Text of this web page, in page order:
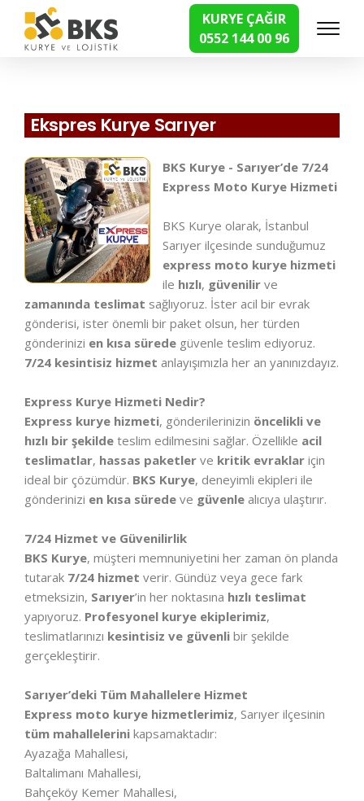
KURYE ÇAĞIR
0552 144 00 96
Hızlı Kurye Hizmetleri
Ekspres Kurye Sarıyer
BKS Kurye - Sarıyer’de 7/24
Express Moto Kurye Hizmeti
BKS Kurye olarak, İstanbul
Sarıyer ilçesinde sunduğumuz
express moto kurye hizmeti
ile hızlı, güvenilir ve
zamanında teslimat sağlıyoruz. İster acil bir evrak
gönderisi, ister önemli bir paket olsun, her türden
gönderinizi en kısa sürede güvenle teslim ediyoruz.
7/24 kesintisiz hizmet anlayışımızla her an yanınızdayız.
Express Kurye Hizmeti Nedir?
Express kurye hizmeti, gönderilerinizin öncelikli ve
hızlı bir şekilde teslim edilmesini sağlar. Özellikle acil
teslimatlar, hassas paketler ve kritik evraklar için
ideal bir çözümdür. BKS Kurye, deneyimli ekipleri ile
gönderinizi en kısa sürede ve güvenle alıcıya ulaştırır.
7/24 Hizmet ve Güvenilirlik
BKS Kurye, müşteri memnuniyetini her zaman ön planda
tutarak 7/24 hizmet verir. Gündüz veya gece fark
etmeksizin, Sarıyer’in her noktasına hızlı teslimat
yapıyoruz. Profesyonel kurye ekiplerimiz,
teslimatlarınızı kesintisiz ve güvenli bir şekilde
gerçekleştirir.
Sarıyer’deki Tüm Mahallelere Hizmet
Express moto kurye hizmetlerimiz, Sarıyer ilçesinin
tüm mahallelerini kapsamaktadır:
Ayazağa Mahallesi,
Baltalimanı Mahallesi,
Bahçeköy Kemer Mahallesi,